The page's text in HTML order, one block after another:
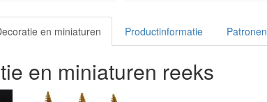
en miniaturen Productinformatie Patronen
en miniaturen reeks